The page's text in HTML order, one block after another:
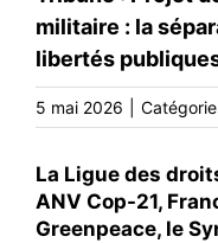
militaire : la
libertés
5 mai 2026
La Ligue des
ANV Cop-21,
Greenpeace, le